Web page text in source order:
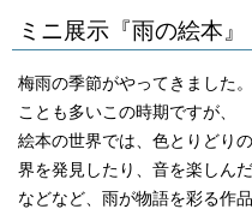
ミニ展示『雨の絵本』
梅雨の季節がやってきました
ことも多いこの時期ですが、
絵本の世界では、色とりどり
界を発見したり、音を楽しんだ
などなど、雨が物語を彩る作